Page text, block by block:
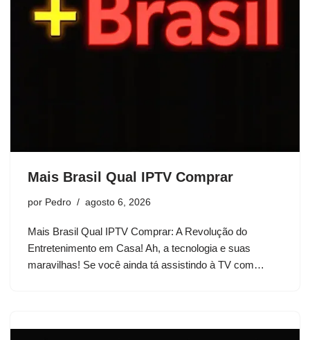
Mais Brasil Qual IPTV Comprar
por Pedro agosto 6, 2026
Mais Brasil Qual IPTV Comprar: A Revolução do
Entretenimento em Casa! Ah, a tecnologia e suas
maravilhas! Se você ainda tá assistindo à TV com…